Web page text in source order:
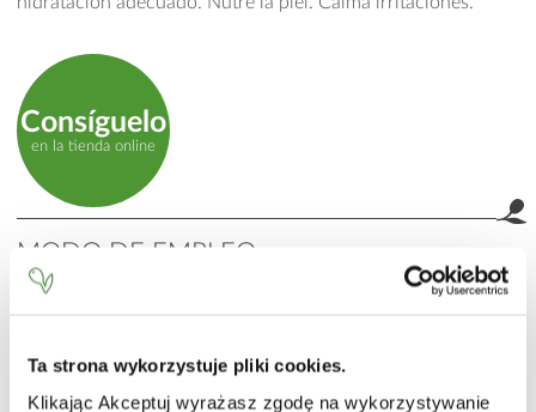
Ta strona wykorzystuje pliki cookies.
Klikając Akceptuj wyrażasz zgodę na wykorzystywanie
Consíguelo
en la tienda online
MODO DE EMPLEO
Después de la exposición al sol aplicar el producto sobre la
INCI